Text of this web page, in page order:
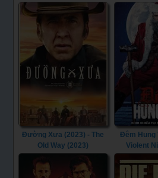
Games: Catching Fire
Four: Rise
Đường Xưa (2023) - The
Old Way (2023)
Đêm Hung
Violent